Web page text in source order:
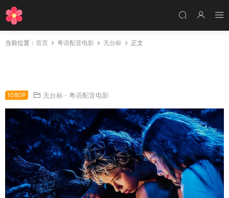
当前位置： 首页 粤语配音电影 无台标 正文
1080P 无台标 · 粤语配音电影